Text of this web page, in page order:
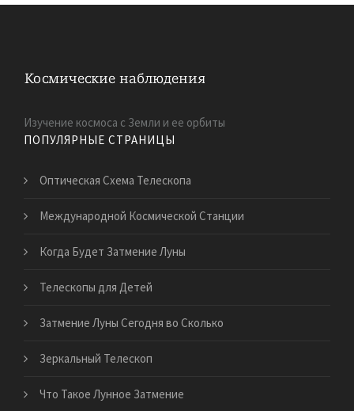
Изучение космоса с Земли и ее орбиты
ПОПУЛЯРНЫЕ СТРАНИЦЫ
Оптическая Схема Телескопа
Международной Космической Станции
Когда Будет Затмение Луны
Телескопы для Детей
Затмение Луны Сегодня во Сколько
Зеркальный Телескоп
Что Такое Лунное Затмение